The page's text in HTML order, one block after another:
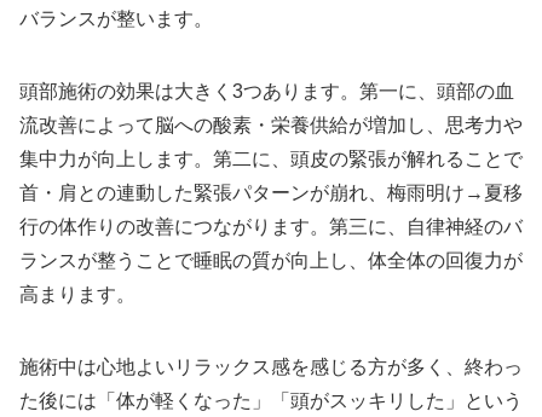
バランスが整います。
頭部施術の効果は大きく3つあります。第一に、頭部の血
流改善によって脳への酸素・栄養供給が増加し、思考力や
集中力が向上します。第二に、頭皮の緊張が解れることで
首・肩との連動した緊張パターンが崩れ、梅雨明け→夏移
行の体作りの改善につながります。第三に、自律神経のバ
ランスが整うことで睡眠の質が向上し、体全体の回復力が
高まります。
施術中は心地よいリラックス感を感じる方が多く、終わっ
た後には「体が軽くなった」「頭がスッキリした」という